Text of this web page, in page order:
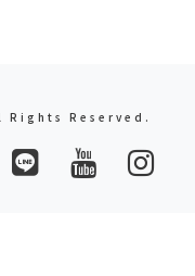
Reserved.